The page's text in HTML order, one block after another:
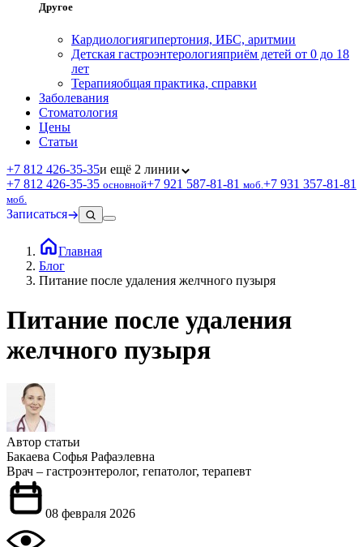
Другое
Кардиологиягипертония, ИБС, аритмии
Детская гастроэнтерологияприём детей от 0 до 18
лет
Терапияобщая практика, справки
Заболевания
Стоматология
Цены
Статьи
+7 812 426‑35‑35и ещё 2 линии
+7 812 426‑35‑35 основной+7 921 587‑81‑81 моб. +7 931 357‑81‑81
моб.
Записаться
Главная
Блог
Питание после удаления желчного пузыря
Питание после удаления
желчного пузыря
Автор статьи
Бакаева Софья Рафаэлевна
Врач – гастроэнтеролог, гепатолог, терапевт
08 февраля 2026